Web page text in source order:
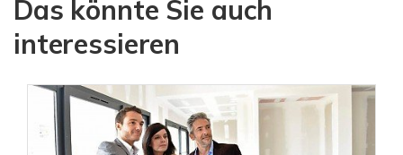
Das könnte Sie auch
interessieren